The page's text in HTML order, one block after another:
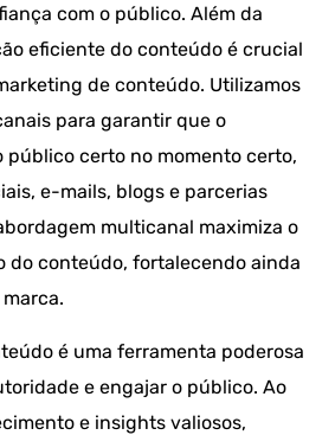
com o público. Além da
eficiente do conteúdo é crucial
de conteúdo. Utilizamos
para garantir que o
público certo no momento certo,
e-mails, blogs e parcerias
multicanal maximiza o
do conteúdo, fortalecendo ainda
é uma ferramenta poderosa
e engajar o público. Ao
e insights valiosos,